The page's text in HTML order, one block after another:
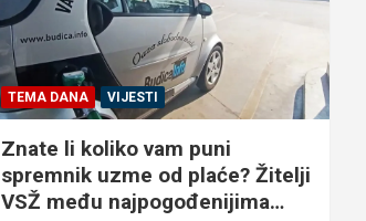
TEMA DANA VIJESTI
Znate li koliko vam puni
spremnik uzme od plaće? Žitelji
VSŽ među najpogođenijima…